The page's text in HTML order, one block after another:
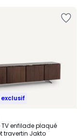
exclusif
TV enfilade plaqué
travertin Jakto